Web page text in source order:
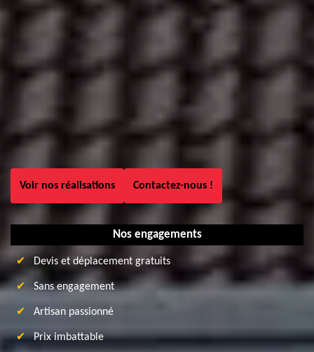
Voir nos réalisations Contactez-nous !
Nos engagements
Devis et déplacement gratuits
Sans engagement
Artisan passionné
Prix imbattable